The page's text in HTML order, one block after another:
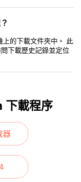
的下載文件夾中。 此
下載歷史記錄並定位
載程序
器